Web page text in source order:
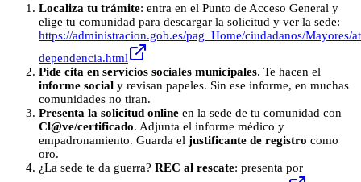
Localiza tu trámite: entra en el Punto de Acceso General y
elige tu comunidad para descargar la solicitud y ver la sede:
https://administracion.gob.es/pag_Home/ciudadanos/Mayores/
dependencia.html
Pide cita en servicios sociales municipales. Te hacen el
informe social y revisan papeles. Sin ese informe, en muchas
comunidades no tiran.
Presenta la solicitud online en la sede de tu comunidad con
Cl@ve/certificado. Adjunta el informe médico y
empadronamiento. Guarda el justificante de registro como
oro.
¿La sede te da guerra? REC al rescate: presenta por